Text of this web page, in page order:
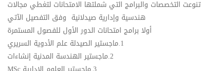
​تنوعت التخصصات والبرامج التي شملتها الامتحانات لتغطي مجالات
هندسية وإدارية صيدلانية وفق التفصيل الآتي
​أولا برامج امتحانات الدور الأول للفصول المستمرة
1.​ماجستير الصيدلة علم الأدوية السريري
2.​ماجستير الهندسة المدنية إنشاءات